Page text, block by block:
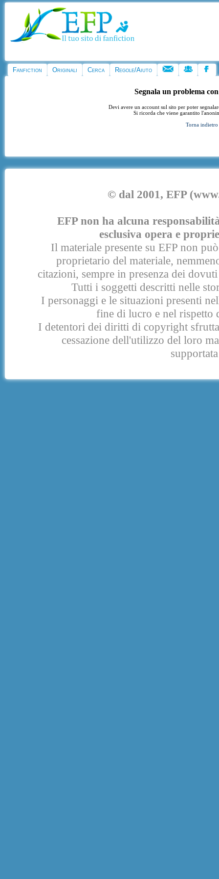
Fanfiction Originali Cerca Regole/Aiuto
Segnala un problema
Devi avere un account sul sito per poter
Si ricorda che viene garantito
Torna indietro
© dal 2001, EFP
EFP non ha alcuna
esclusiva opera e
Il materiale presente su EFP non
proprietario del materiale,
citazioni, sempre in presenza dei
Tutti i soggetti descritti nelle
I personaggi e le situazioni presenti
fine di lucro e nel rispetto
I detentori dei diritti di copyright
cessazione dell'utilizzo del loro